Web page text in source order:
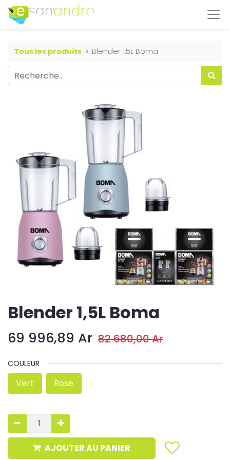
Tous les produits Blender 1,5L Boma
Blender 1,5L Boma
69 996,89 Ar 82 680,00Ar
COULEUR
Vert Rose
AJOUTER AU PANIER